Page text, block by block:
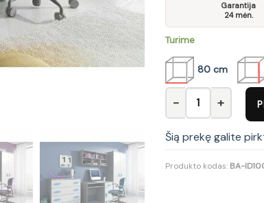
Garantija
24 mėn.
Turime
80 cm
produkto kiekis:
Šią prekę galite
Produkto kodas: BA-